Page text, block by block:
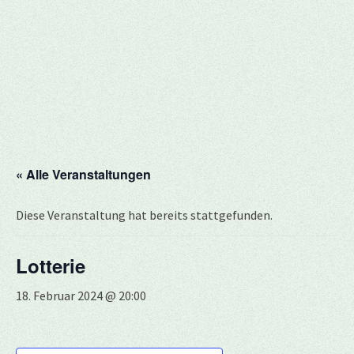
« Alle Veranstaltungen
Diese Veranstaltung hat bereits stattgefunden.
Lotterie
18. Februar 2024 @ 20:00